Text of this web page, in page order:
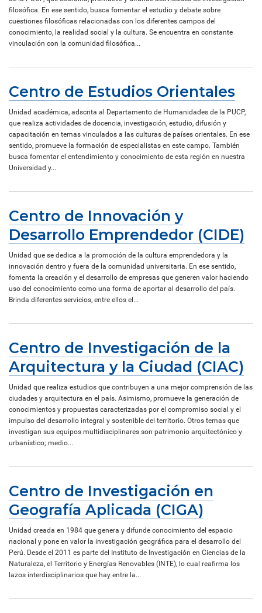
filosófica. En ese sentido, busca fomentar el estudio y debate sobre
cuestiones filosóficas relacionadas con los diferentes campos del
conocimiento, la realidad social y la cultura. Se encuentra en constante
vinculación con la comunidad filosófica...
Centro de Estudios Orientales
Unidad académica, adscrita al Departamento de Humanidades de la PUCP,
que realiza actividades de docencia, investigación, estudio, difusión y
capacitación en temas vinculados a las culturas de países orientales. En ese
sentido, promueve la formación de especialistas en este campo. También
busca fomentar el entendimiento y conocimiento de esta región en nuestra
Universidad y...
Centro de Innovación y
Desarrollo Emprendedor (CIDE)
Unidad que se dedica a la promoción de la cultura emprendedora y la
innovación dentro y fuera de la comunidad universitaria. En ese sentido,
fomenta la creación y el desarrollo de empresas que generen valor haciendo
uso del conocimiento como una forma de aportar al desarrollo del país.
Brinda diferentes servicios, entre ellos el...
Centro de Investigación de la
Arquitectura y la Ciudad (CIAC)
Unidad que realiza estudios que contribuyen a una mejor comprensión de las
ciudades y arquitectura en el país. Asimismo, promueve la generación de
conocimientos y propuestas caracterizadas por el compromiso social y el
impulso del desarrollo integral y sostenible del territorio. Otros temas que
investigan sus equipos multidisciplinares son patrimonio arquitectónico y
urbanístico; medio...
Centro de Investigación en
Geografía Aplicada (CIGA)
Unidad creada en 1984 que genera y difunde conocimiento del espacio
nacional y pone en valor la investigación geográfica para el desarrollo del
Perú. Desde el 2011 es parte del Instituto de Investigación en Ciencias de la
Naturaleza, el Territorio y Energías Renovables (INTE), lo cual reafirma los
lazos interdisciplinarios que hay entre la...